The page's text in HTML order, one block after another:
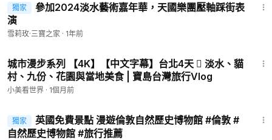
獨家
參加2024淡水藝術嘉年華，天國樂團壓軸踩街表
演
雪莉玫·三寶之家 · 1年前
城市漫步系列 【4K】【中文字幕】台北4天  淡水、貓
村、九份、花園與當地美食 | 寶島台灣旅行Vlog
小美看世界 · 1個月前
獨家
英國免費景點 漫遊倫敦自然歷史博物館 #倫敦 #
自然歷史博物館 #旅行推薦